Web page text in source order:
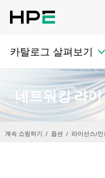
카탈로그 살펴보기
네트워킹 라
계속 쇼핑하기 옵션 라이선스/인